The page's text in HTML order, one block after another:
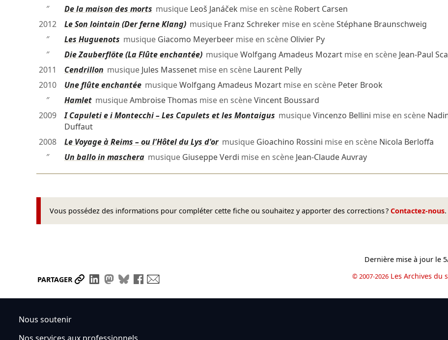
″
De la maison des morts musique Leoš Janáček mise en scène Robert Carsen
2012
Le Son lointain (Der ferne Klang)musique Franz Schrekermise en scèneStéphane Braunschweig
″
Les Huguenots musique Giacomo Meyerbeermise en scène Olivier Py
″
Die Zauberflöte (La Flûte enchantée)musiqueWolfgang Amadeus Mozartmise en scène Jean-Paul
2011
Cendrillon musique Jules Massenetmise en scène Laurent Pelly
2010
Une flûte enchantéemusiqueWolfgang Amadeus Mozartmise en scène Peter Brook
″
HamletmusiqueAmbroise Thomas mise en scèneVincent Boussard
2009
I Capuleti e i Montecchi – Les Capulets et les Montaigus musiqueVincenzo Bellini mise en scène
Duffaut
2008
Le Voyage à Reims – ou l'Hôtel du Lys d'ormusique Gioachino Rossini mise en scène Nicola Berloffa
″
Un ballo in mascheramusique Giuseppe Verdi mise en scène Jean-Claude Auvray
Vous possédez des informations pour compléter cette fiche ou souhaitez y apporter des corrections ? Contactez-nous.
PARTAGER Partager le lien
Partager sur LinkedIn
Partager sur Mastodon
Partager sur Bluesky
Partager sur Facebook
Dernière mise à jour le
© 2007-2026 Les Archives du
Nous soutenir
Nos services aux professionnels